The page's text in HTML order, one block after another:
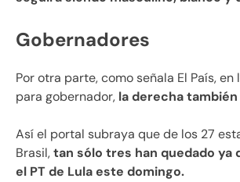
Gobernadores
Por otra parte, como señala El País,
para gobernador, la derecha
Así el portal subraya que de los 27
Brasil,tan sólo tres han quedado ya
el PT de Lula este domingo.